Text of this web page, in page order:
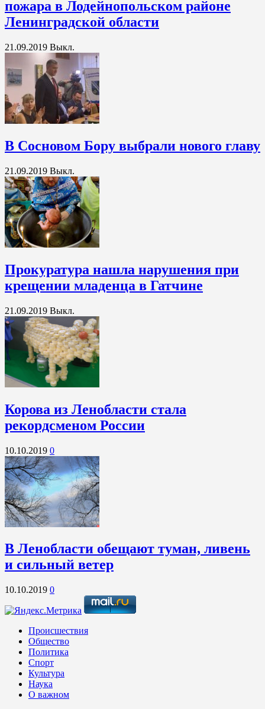
пожара в Лодейнопольском районе
Ленинградской области
21.09.2019 Выкл.
В Сосновом Бору выбрали нового главу
21.09.2019 Выкл.
Прокуратура нашла нарушения при
крещении младенца в Гатчине
21.09.2019 Выкл.
Корова из Ленобласти стала
рекордсменом России
10.10.2019 0
В Ленобласти обещают туман, ливень
и сильный ветер
10.10.2019 0
Происшествия
Общество
Политика
Спорт
Культура
Наука
О важном